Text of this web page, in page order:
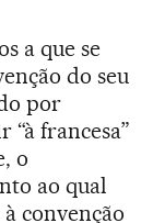
a que se
do seu
por
francesa”
o
ao qual
convenção